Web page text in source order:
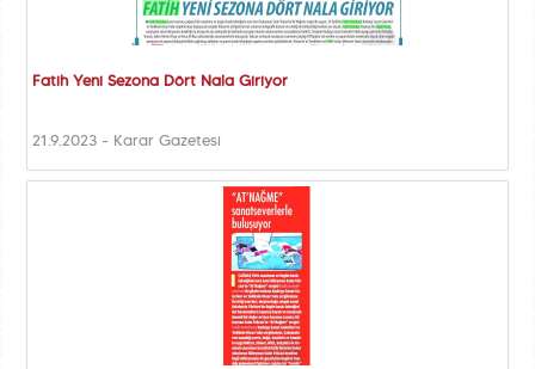
Fatih Yeni Sezona Dört Nala Giriyor
21.9.2023 - Karar Gazetesi